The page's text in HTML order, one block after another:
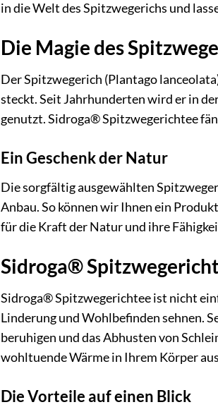
in die Welt des Spitzwegerichs und
Die Magie des
Der Spitzwegerich (Plantago
steckt. Seit Jahrhunderten wird er in
genutzt. Sidroga® Spitzwegerichtee
Ein Geschenk der Natur
Die sorgfältig ausgewählten
Anbau. So können wir Ihnen ein
für die Kraft der Natur und ihre
Sidroga®
Sidroga® Spitzwegerichtee ist nicht
Linderung und Wohlbefinden sehnen.
beruhigen und das Abhusten von
wohltuende Wärme in Ihrem Körper
Die Vorteile auf einen Blick